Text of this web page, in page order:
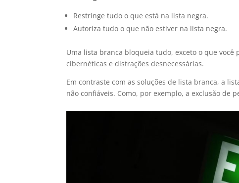
Restringe tudo o que está na lista negra.
Autoriza tudo o que não estiver na lista negra.
Uma lista branca bloqueia tudo, exceto o que
cibernéticas e distrações desnecessárias.
Em contraste com as soluções de lista branca, a
não confiáveis. Como, por exemplo, a exclusão de